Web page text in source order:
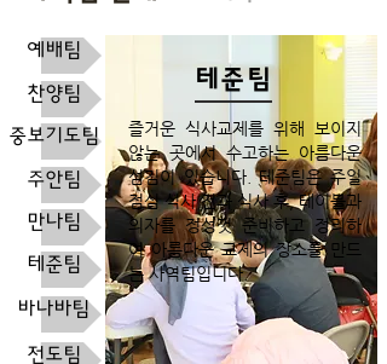
예배팀
찬양팀
중보기도팀
주안팀
만나팀
테준팀
바나바팀
전도팀
테준팀
즐거운 식사교제를 위해 보이지
않는 곳에서 수고하는 아름다운
섬김이 있습니다. 테준팀은 주일
점심 식사 전과 식사 후, 테이블과
의자를 정성껏 준비하고 정리하
여 아름다운 교제의 장소를 만드
는 사역팀입니다.